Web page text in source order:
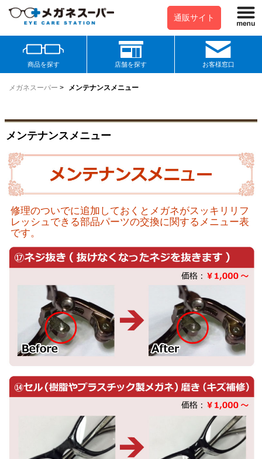
通販サイト
商品を探す 店舗を探す お客様窓口
メガネスーパー > メンテナンスメニュー
メンテナンスメニュー
修理のついでに追加しておくとメガネがスッキリリフ
レッシュできる部品パーツの交換に関するメニュー表
です。